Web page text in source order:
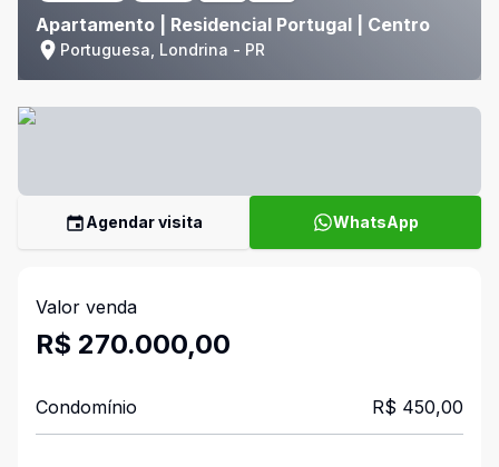
Apartamento | Residencial Portugal | Centro
Portuguesa, Londrina - PR
Agendar visita WhatsApp
Valor venda
R$ 270.000,00
Condomínio R$ 450,00